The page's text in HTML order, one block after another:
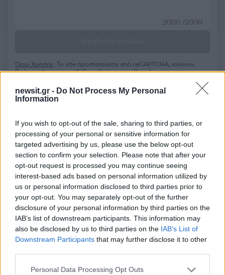
newsit.gr - Do Not Process My Personal
Information
If you wish to opt-out of the sale, sharing to third parties, or
processing of your personal or sensitive information for
targeted advertising by us, please use the below opt-out
section to confirm your selection. Please note that after your
opt-out request is processed you may continue seeing
interest-based ads based on personal information utilized by
us or personal information disclosed to third parties prior to
your opt-out. You may separately opt-out of the further
disclosure of your personal information by third parties on the
IAB’s list of downstream participants. This information may
also be disclosed by us to third parties on the IAB’s List of
Downstream Participants that may further disclose it to other
Please note that this website/app uses one or more Google
Personal Data Processing Opt Outs
2000 /2000
Όροι Χρήσης. Το site προστατεύεται από reCAPTCHA, ισχύουν
Πολιτική Απορρήτου&Όροι Χρήσηςτης Google.
Κόσμος
Share:
Ακολουθήστε το Νewsit.gr στοGoogle Newsκαι
ενημερωθείτε πρώτοι για όλη την ειδησεογραφία και τα
τελευταία νέατης ημέρας
Πιο δημοφιλή
1 Συγκίνηση στο τελευταίο αντίο στον Λάκη
κλαρίνα αποχαιρέτησαν την εμβληματική